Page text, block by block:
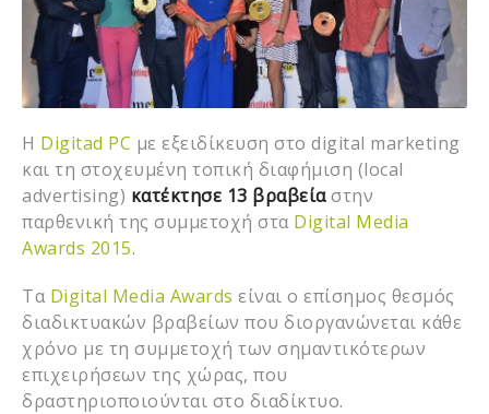
Η Digitad PC με εξειδίκευση στο digital marketing
και τη στοχευμένη τοπική διαφήμιση (local
advertising) κατέκτησε 13 βραβείαστην
παρθενική της συμμετοχή στα Digital Media
Awards 2015.
Τα Digital Media Awards είναι ο επίσημος θεσμός
διαδικτυακών βραβείων που διοργανώνεται κάθε
χρόνο με τη συμμετοχή των σημαντικότερων
επιχειρήσεων της χώρας, που
δραστηριοποιούνται στο διαδίκτυο.